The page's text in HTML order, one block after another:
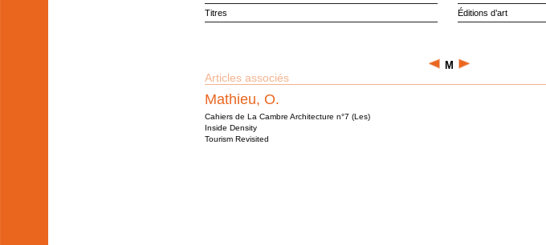
Titres
Éditions d’art
M
Articles associés
Mathieu, O.
Cahiers de La Cambre Architecture n°7 (Les)
Inside Density
Tourism Revisited